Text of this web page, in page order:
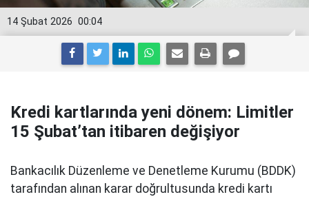
00:04
14 Şubat 2026
Kredi kartlarında yeni dönem: Limitler
15 Şubat’tan itibaren değişiyor
Bankacılık Düzenleme ve Denetleme Kurumu (BDDK)
tarafından alınan karar doğrultusunda kredi kartı